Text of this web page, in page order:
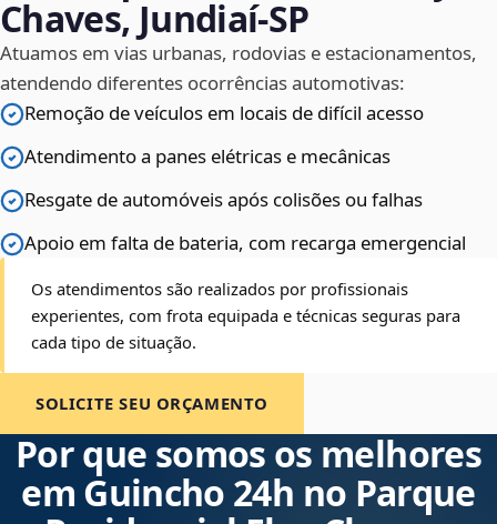
Chaves, Jundiaí‑SP
Atuamos em vias urbanas, rodovias e estacionamentos,
atendendo diferentes ocorrências automotivas:
Remoção de veículos em locais de difícil acesso
Atendimento a panes elétricas e mecânicas
Resgate de automóveis após colisões ou falhas
Apoio em falta de bateria, com recarga emergencial
Os atendimentos são realizados por profissionais
experientes, com frota equipada e técnicas seguras para
cada tipo de situação.
SOLICITE SEU ORÇAMENTO
Por que somos os melhores
em Guincho 24h no Parque